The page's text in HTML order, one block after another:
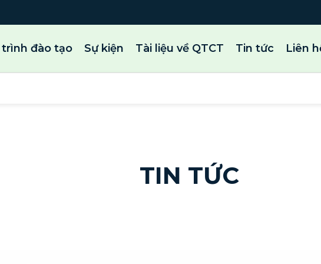
đào tạo Sự kiện Tài liệu về QTCT Tin tức Liên
TIN TỨC